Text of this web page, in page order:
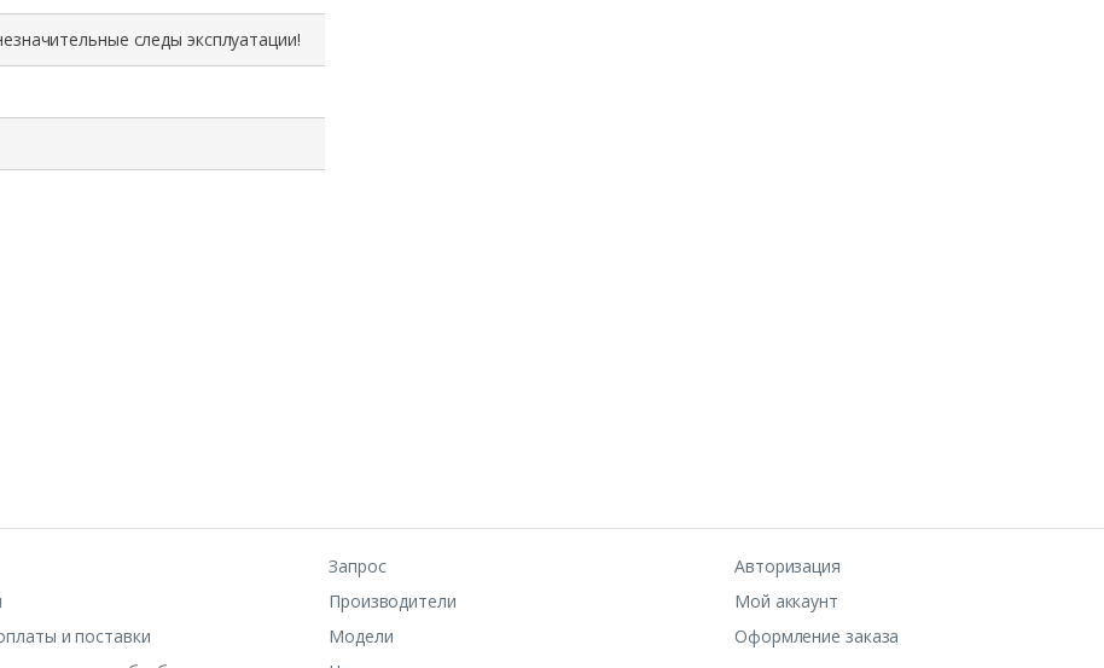
следы эксплуатации!
и поставки
Запрос
Производители
Модели
Авторизация
Мой аккаунт
Оформление заказа